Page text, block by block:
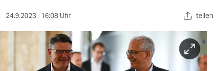
kultur
sport
berlin
24.9.2023 16:08 Uhr teilen